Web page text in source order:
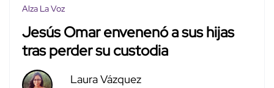
Alza La Voz
Jesús Omar envenenó a sus hijas
tras perder su custodia
Laura Vázquez